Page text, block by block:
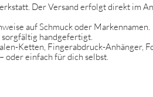
Der Versand erfolgt direkt im
auf Schmuck oder Markennamen.
sorgfältig handgefertigt.
Ketten, Fingerabdruck-Anhänger,
oder einfach für dich selbst.